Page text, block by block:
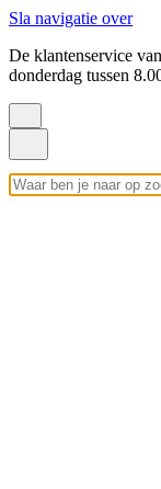
Sla navigatie over
De klantenservice
donderdag tussen